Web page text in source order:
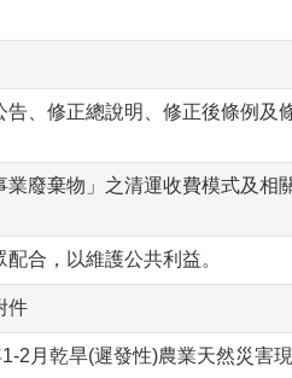
、修正總說明、修正後條例及
廢棄物」之清運收費模式及相
合，以維護公共利益。
件
2月乾旱(遲發性)農業天然災害現